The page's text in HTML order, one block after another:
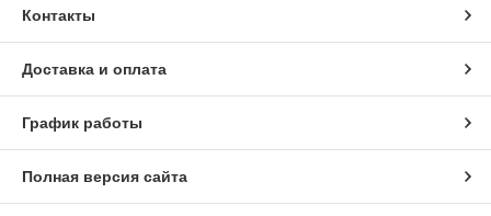
Контакты
Доставка и оплата
График работы
Полная версия сайта